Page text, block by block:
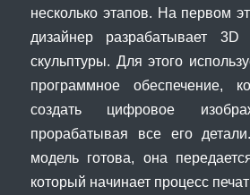
несколько этапов. На первом
дизайнер разрабатывает
скульптуры. Для этого
программное обеспечение,
создать цифровое
прорабатывая все его
модель готова, она
который начинает процесс